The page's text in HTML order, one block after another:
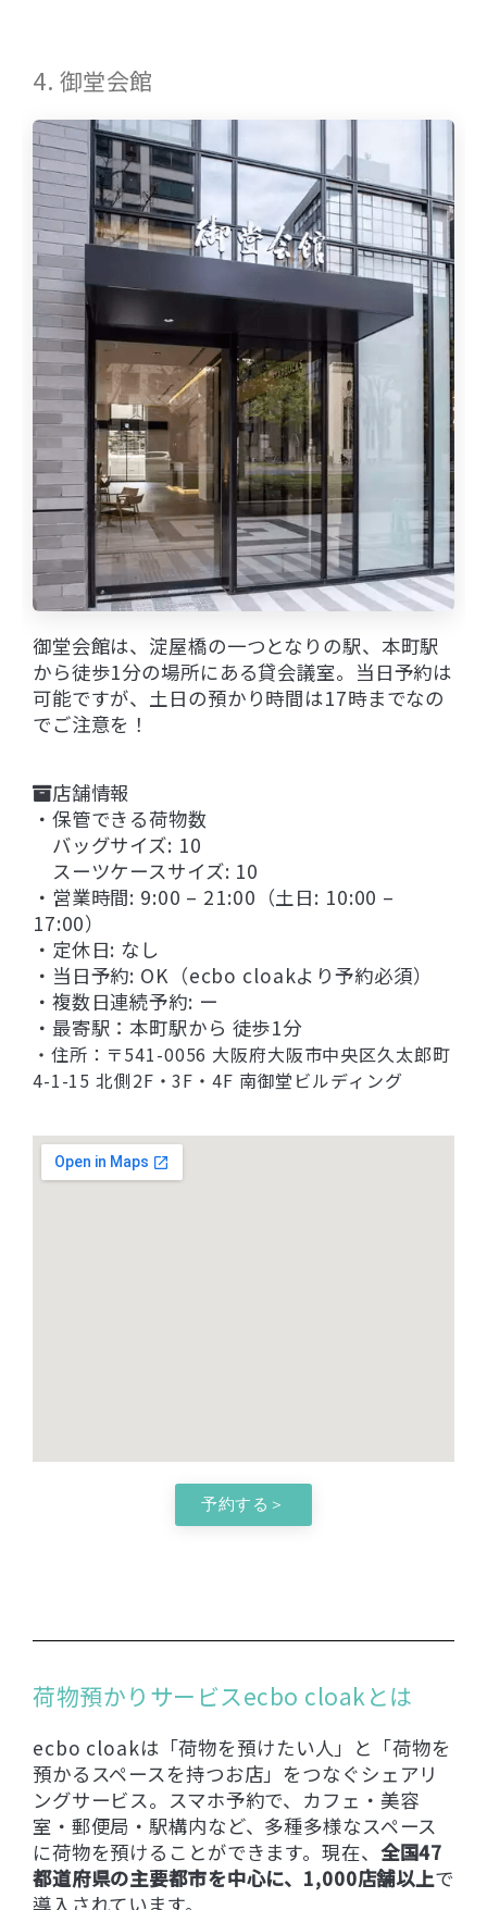
4. 御堂会館
御堂会館は、淀屋橋の一つとなりの駅、本町駅
から徒歩1分の場所にある貸会議室。当日予約は
可能ですが、土日の預かり時間は17時までなの
でご注意を！
店舗情報
・保管できる荷物数
バッグサイズ: 10
スーツケースサイズ: 10
・営業時間: 9:00 – 21:00（土日: 10:00 –
17:00）
・定休日: なし
・当日予約: OK（ecbo cloakより予約必須）
・複数日連続予約: ー
・最寄駅：本町駅から 徒歩1分
・住所：〒541-0056 大阪府大阪市中央区久太郎町
4-1-15 北側2F・3F・4F 南御堂ビルディング
予約する＞
荷物預かりサービスecbo cloakとは
ecbo cloakは「荷物を預けたい人」と「荷物を
預かるスペースを持つお店」をつなぐシェアリ
ングサービス。スマホ予約で、カフェ・美容
室・郵便局・駅構内など、多種多様なスペース
に荷物を預けることができます。現在、 全国47
都道府県の主要都市を中心に、1,000店舗以上で
導入されています。